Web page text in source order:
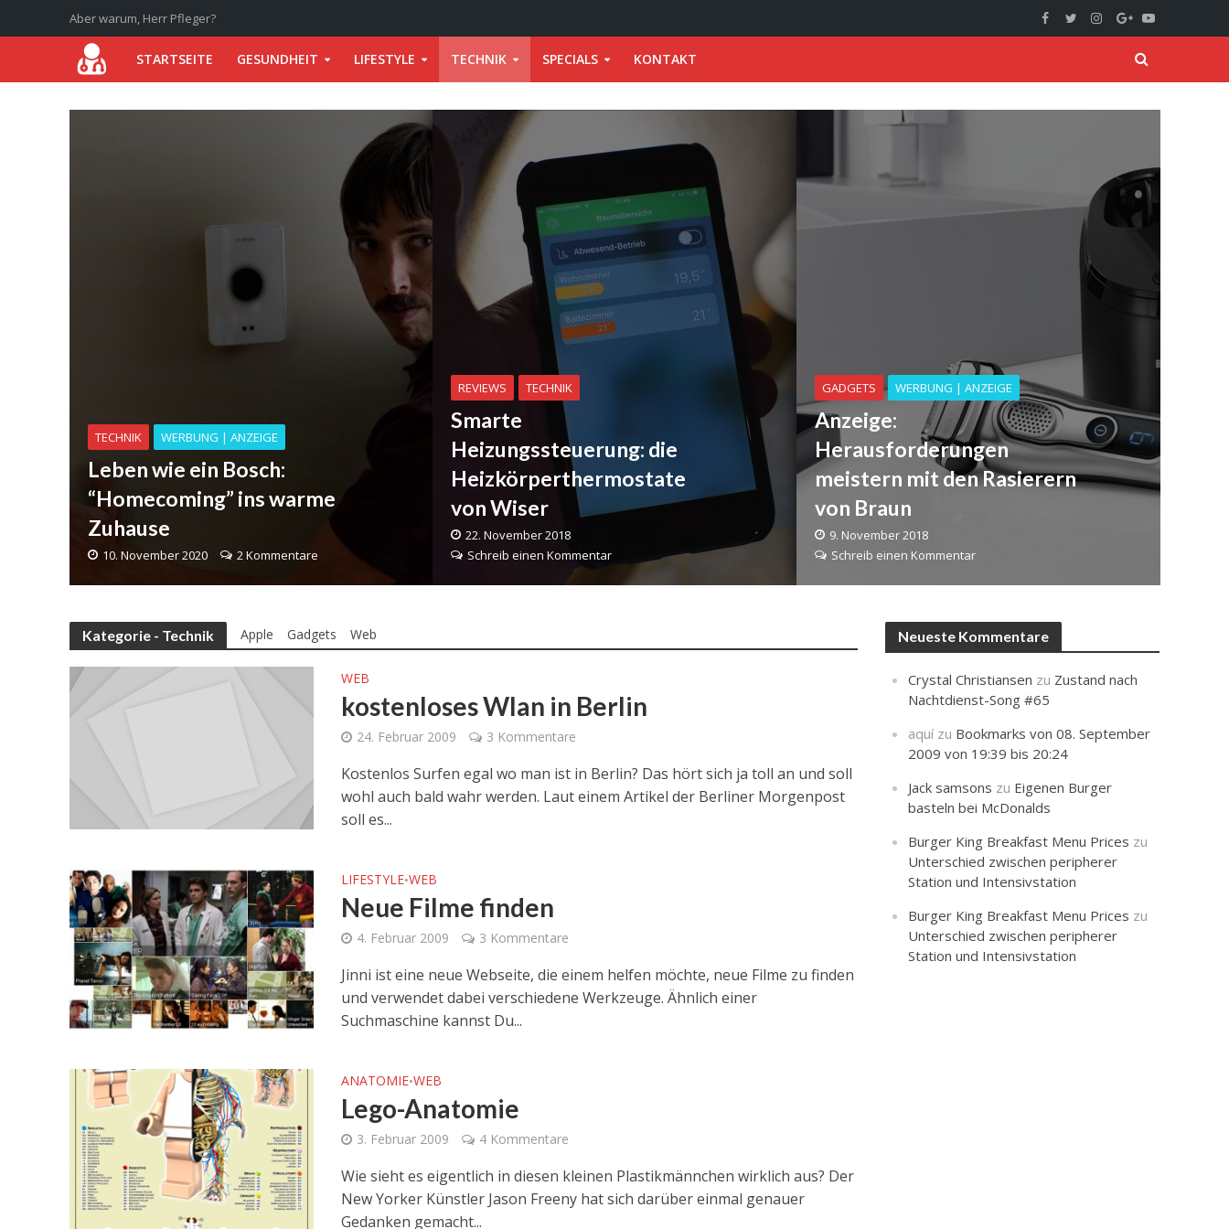
Aber warum, Herr Pfleger?
STARTSEITE GESUNDHEIT LIFESTYLE TECHNIK SPECIALS KONTAKT
TECHNIK WERBUNG | ANZEIGE
Leben wie ein Bosch:
“Homecoming” ins warme
Zuhause
10. November 2020 2 Kommentare
REVIEWS TECHNIK
Smarte
Heizungssteuerung: die
Heizkörperthermostate
von Wiser
22. November 2018
Schreib einen Kommentar
GADGETS WERBUNG | ANZEIGE
Anzeige:
Herausforderungen
meistern mit den Rasierern
von Braun
9. November 2018
Schreib einen Kommentar
Kategorie - Technik Apple Gadgets Web
WEB
kostenloses Wlan in Berlin
24. Februar 2009 3 Kommentare
Kostenlos Surfen egal wo man ist in Berlin? Das hört sich ja toll an und soll
wohl auch bald wahr werden. Laut einem Artikel der Berliner Morgenpost
soll es...
LIFESTYLE•WEB
Neue Filme finden
4. Februar 2009 3 Kommentare
Jinni ist eine neue Webseite, die einem helfen möchte, neue Filme zu finden
und verwendet dabei verschiedene Werkzeuge. Ähnlich einer
Suchmaschine kannst Du...
ANATOMIE•WEB
Lego-Anatomie
3. Februar 2009 4 Kommentare
Wie sieht es eigentlich in diesen kleinen Plastikmännchen wirklich aus? Der
New Yorker Künstler Jason Freeny hat sich darüber einmal genauer
Gedanken gemacht...
Neueste Kommentare
Crystal Christiansen zu Zustand nach
Nachtdienst-Song #65
aquízu Bookmarks von 08. September
2009 von 19:39 bis 20:24
Jack samsons zu Eigenen Burger
basteln bei McDonalds
Burger King Breakfast Menu Prices zu
Unterschied zwischen peripherer
Station und Intensivstation
Burger King Breakfast Menu Prices zu
Unterschied zwischen peripherer
Station und Intensivstation